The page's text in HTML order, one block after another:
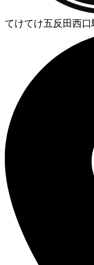
てけてけ五反田西